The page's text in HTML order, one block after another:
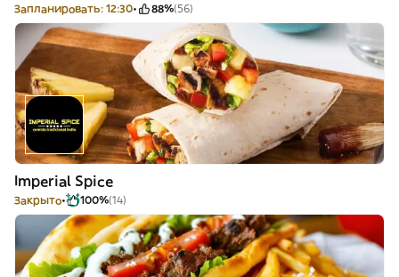
Запланировать: 12:30 88%(56)
Imperial Spice
Закрыто 100%(14)